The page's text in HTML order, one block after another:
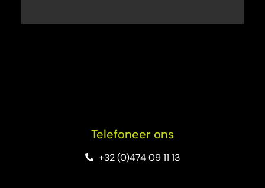
Telefoneer ons
+32 (0)474 09 11 13